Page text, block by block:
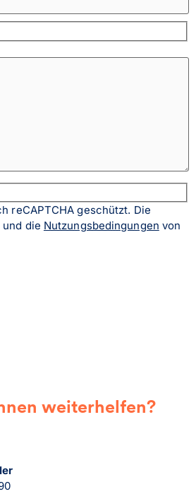
reCAPTCHA geschützt. Die
und die Nutzungsbedingungen von
weiterhelfen?